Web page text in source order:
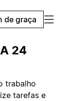
de graça
24
trabalho
tarefas e